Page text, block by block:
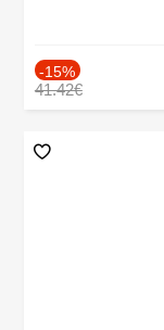
-15%
41.42€